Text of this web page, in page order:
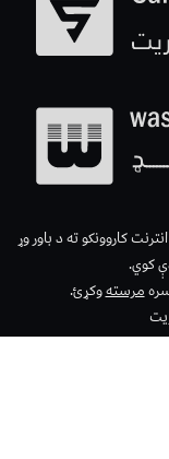
کاروونکو ته د باور وړ
کوي.
مرستهوکړئ.